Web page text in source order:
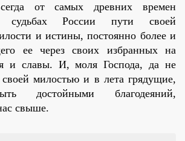
от самых древних времен
России пути своей
и истины, постоянно более и
ее через своих избранных на
и славы. И, моля Господа, да не
милостью и в лета грядущие,
достойными благодеяний,
свыше.